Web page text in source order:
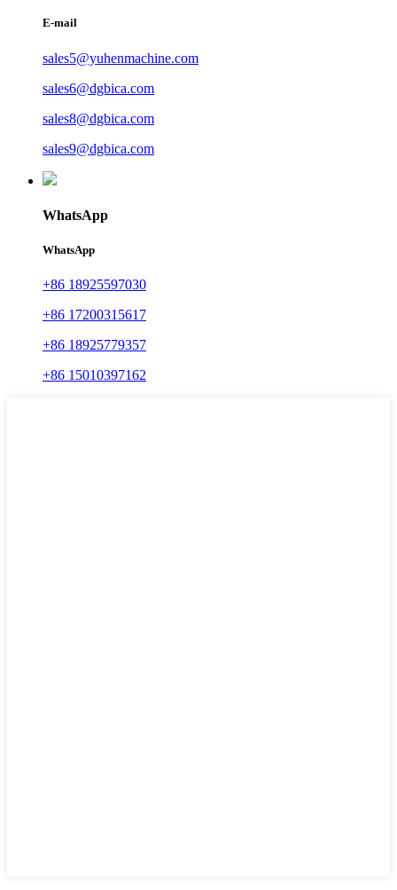
E-mail
sales5@yuhenmachine.com
sales6@dgbica.com
sales8@dgbica.com
sales9@dgbica.com
WhatsApp
WhatsApp
+86 18925597030
+86 17200315617
+86 18925779357
+86 15010397162